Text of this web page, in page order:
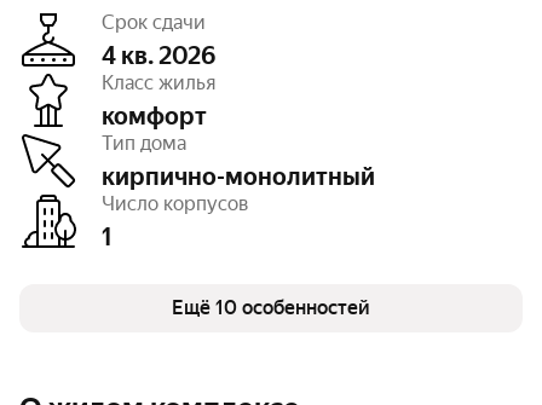
Срок сдачи
4 кв. 2026
Класс жилья
комфорт
Тип дома
кирпично-монолитный
Число корпусов
1
Этажность
Высота потолков
Паркинг, машиноместа
открытый – 22
Тип договора
ДДУ, 214 ФЗ
Очереди
Число квартир
Детская площадка
есть
Ещё 10 особенностей